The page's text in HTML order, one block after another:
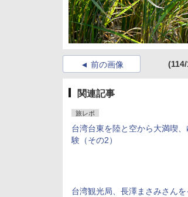
前の画像
関連記事
旅レポ
台湾台東を陸と空から大満喫
験（その2）
台湾観光局、長澤まさみさん